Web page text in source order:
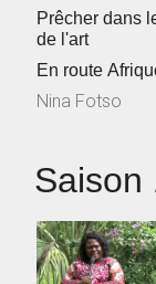
Prêcher dans
de l'art
En route
Nina Fotso
Saison